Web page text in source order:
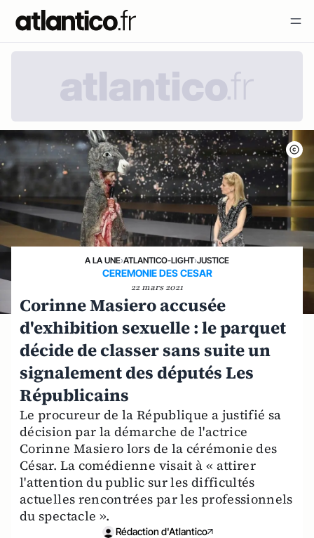
A LA UNE›ATLANTICO-LIGHT›JUSTICE
CEREMONIE DES CESAR
22 mars 2021
Corinne Masiero accusée
d'exhibition sexuelle : le parquet
décide de classer sans suite un
signalement des députés Les
Républicains
Le procureur de la République a justifié sa
décision par la démarche de l'actrice
Corinne Masiero lors de la cérémonie des
César. La comédienne visait à « attirer
l'attention du public sur les difficultés
actuelles rencontrées par les professionnels
du spectacle ».
Rédaction d'Atlantico